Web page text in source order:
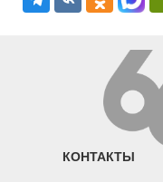
КОНТАКТЫ